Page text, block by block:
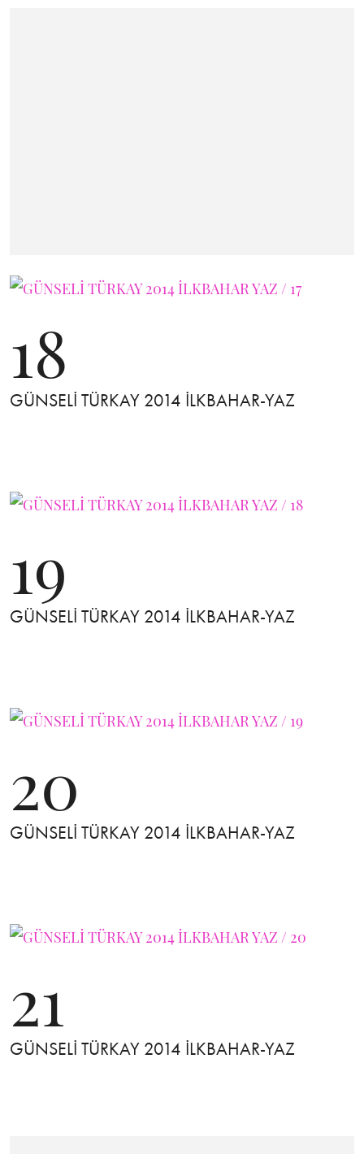
18
GÜNSELİ TÜRKAY 2014 İLKBAHAR-YAZ
19
GÜNSELİ TÜRKAY 2014 İLKBAHAR-YAZ
20
GÜNSELİ TÜRKAY 2014 İLKBAHAR-YAZ
21
GÜNSELİ TÜRKAY 2014 İLKBAHAR-YAZ